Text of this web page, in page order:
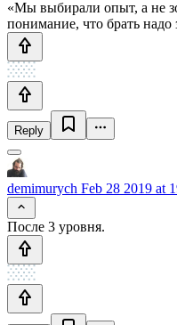
«Мы выбирали опыт, а не
понимание, что брать надо
Reply
demimurych Feb 28 2019 at
После 3 уровня.